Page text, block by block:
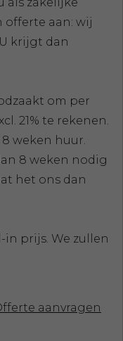
offerte aan: wij
krijgt dan
om per
21% te rekenen.
weken huur.
8 weken nodig
het ons dan
prijs. We zullen
aanvragen